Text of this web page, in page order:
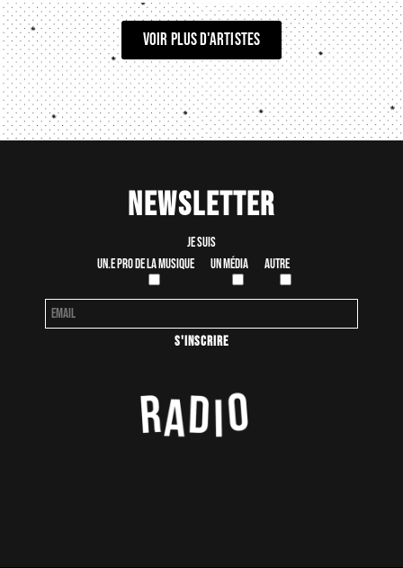
voir plus d'artistes
Newsletter
Je suis
Un.e pro de la musique
Un média Autre